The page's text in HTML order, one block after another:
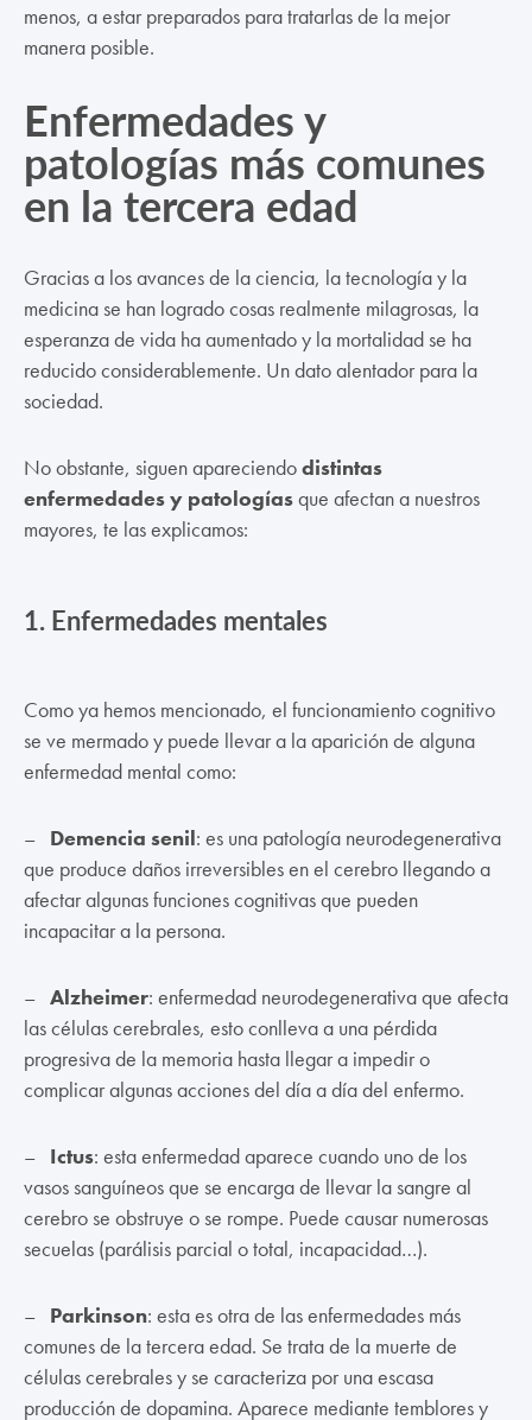
menos, a estar preparados para tratarlas de la mejor
manera posible.
Enfermedades y
patologías más comunes
en la tercera edad
Gracias a los avances de la ciencia, la tecnología y la
medicina se han logrado cosas realmente milagrosas, la
esperanza de vida ha aumentado y la mortalidad se ha
reducido considerablemente. Un dato alentador para la
sociedad.
No obstante, siguen apareciendodistintas
enfermedades y patologíasque afectan a nuestros
mayores, te las explicamos:
1.Enfermedades mentales
Como ya hemos mencionado, el funcionamiento cognitivo
se ve mermado y puede llevar a la aparición de alguna
enfermedad mental como:
– Demencia senil: es una patología neurodegenerativa
que produce daños irreversibles en el cerebro llegando a
afectar algunas funciones cognitivas que pueden
incapacitar a la persona.
– Alzheimer: enfermedad neurodegenerativa que afecta
las células cerebrales, esto conlleva a una pérdida
progresiva de la memoria hasta llegar a impedir o
complicar algunas acciones del día a día del enfermo.
– Ictus: esta enfermedad aparece cuando uno de los
vasos sanguíneos que se encarga de llevar la sangre al
cerebro se obstruye o se rompe. Puede causar numerosas
secuelas (parálisis parcial o total, incapacidad…).
– Parkinson: esta es otra de las enfermedades más
comunes de la tercera edad. Se trata de la muerte de
células cerebrales y se caracteriza por una escasa
producción de dopamina. Aparece mediante temblores y